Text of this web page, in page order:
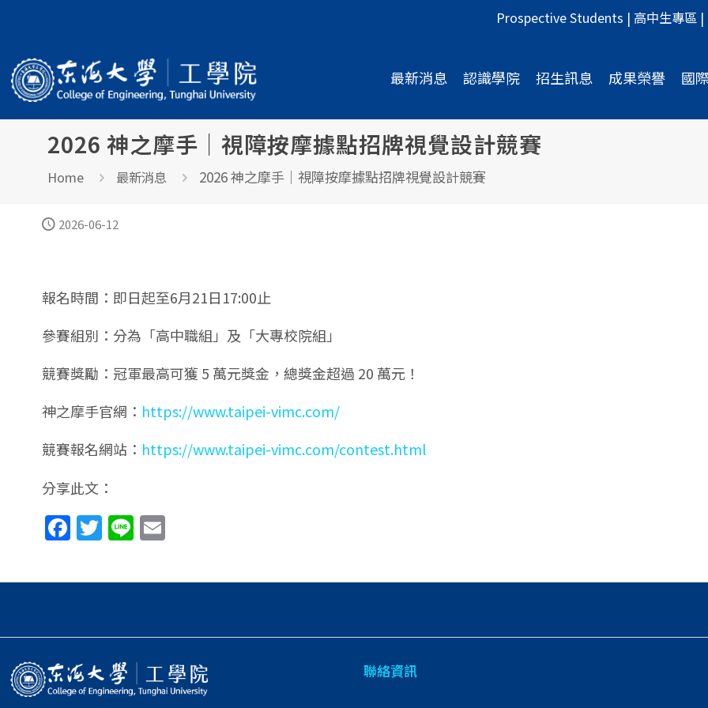
Prospective Students | 高中生專區 |
最新消息 認識學院 招生訊息 成果榮譽 國
2026 神之摩手｜視障按摩據點招牌視覺設計競賽
Home 最新消息 2026 神之摩手｜視障按摩據點招牌視覺設計競賽
2026-06-12
報名時間：即日起至6月21日17:00止
參賽組別：分為「高中職組」及「大專校院組」
競賽獎勵：冠軍最高可獲 5 萬元獎金，總獎金超過 20 萬元！
神之摩手官網： https://www.taipei-vimc.com/
競賽報名網站： https://www.taipei-vimc.com/contest.html
分享此文：
Facebook
Twitter
Line
聯絡資訊